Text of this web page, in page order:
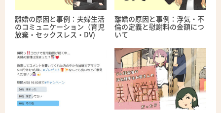
離婚の原因と事例：夫婦生活
のコミュニケーション（育児
放棄・セックスレス・DV)
離婚の原因と事例：浮気・不
倫の定義と慰謝料の金額につ
いて